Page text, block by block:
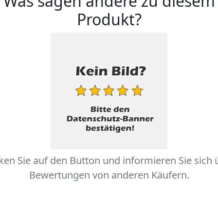
Produkt?
Sie auf den Button und informieren Sie sich
Bewertungen von anderen Käufern.